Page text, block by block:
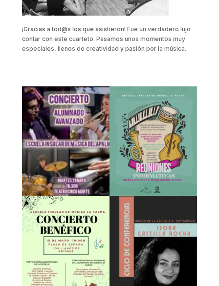
¡Gracias a tod@s los que asistieron! Fue un verdadero lujo
contar con este cuarteto. Pasamos unos momentos muy
especiales, llenos de creatividad y pasión por la música.